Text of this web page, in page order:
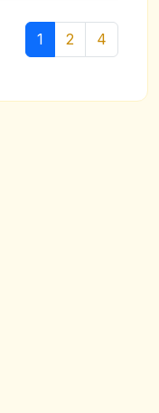
1 2 4